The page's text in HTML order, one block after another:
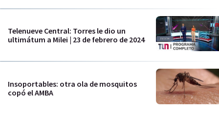
Telenueve Central: Torres le dio un
ultimátum a Milei | 23 de febrero de 2024
Insoportables: otra ola de mosquitos
copó el AMBA